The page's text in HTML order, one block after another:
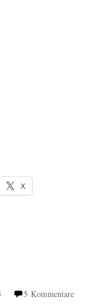
X
5 Kommentare